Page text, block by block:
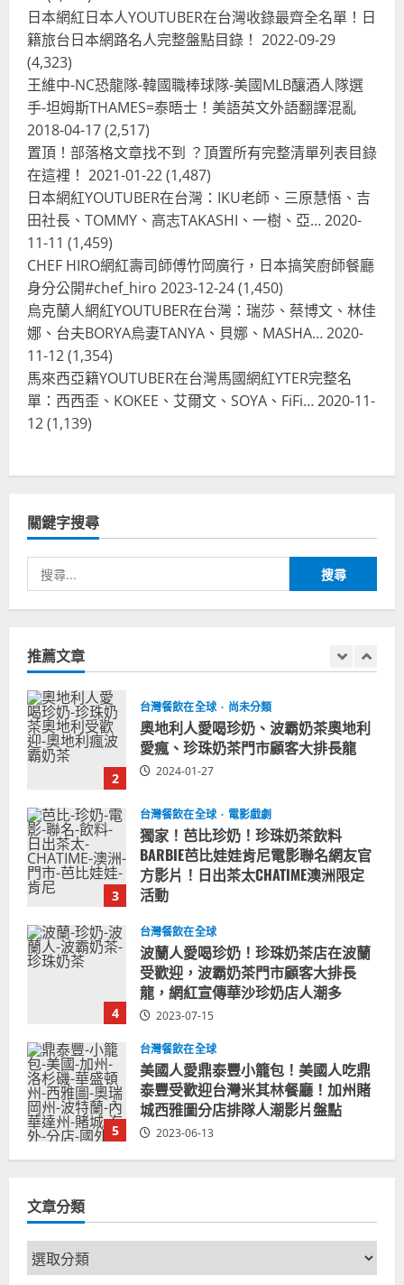
日本網紅日本人YOUTUBER在台灣收錄最齊全名單！日
籍旅台日本網路名人完整盤點目錄！ 2022-09-29
(4,323)
王維中-NC恐龍隊-韓國職棒球隊-美國MLB釀酒人隊選
手-坦姆斯THAMES=泰晤士！美語英文外語翻譯混亂
2018-04-17(2,517)
置頂！部落格文章找不到 ？頂置所有完整清單列表目錄
在這裡！ 2021-01-22(1,487)
日本網紅YOUTUBER在台灣：IKU老師、三原慧悟、吉
田社長、TOMMY、高志TAKASHI、一樹、亞…2020-
11-11 (1,459)
CHEF HIRO網紅壽司師傅竹岡廣行，日本搞笑廚師餐廳
身分公開#chef_hiro 2023-12-24(1,450)
烏克蘭人網紅YOUTUBER在台灣：瑞莎、蔡博文、林佳
娜、台夫BORYA烏妻TANYA、貝娜、MASHA…2020-
11-12(1,354)
馬來西亞籍YOUTUBER在台灣馬國網紅YTER完整名
單：西西歪、KOKEE、艾爾文、SOYA、FiFi…2020-11-
12(1,139)
關鍵字搜尋
尋
關
字:
推薦文章
2
奧地利人愛喝珍奶、波霸奶茶奧地利
愛瘋、珍珠奶茶門市顧客大排長龍
3
台灣餐飲在全球 電影戲劇
獨家！芭比珍奶！珍珠奶茶飲料
BARBIE芭比娃娃肯尼電影聯名網友官
方影片！日出茶太CHATIME澳洲限定
活動
2023-08-03
4
台灣餐飲在全球
受歡迎，波霸奶茶門市顧客大排長
龍，網紅宣傳華沙珍奶店人潮多
2023-07-15
台灣餐飲在全球
美國人愛鼎泰豐小籠包！美國人吃鼎
泰豐受歡迎台灣米其林餐廳！加州賭
城西雅圖分店排隊人潮影片盤點
1
台灣餐飲在全球 國外時事
2024-02-06
台灣餐飲在全球 尚未分類
奧地利人愛喝珍奶、波霸奶茶奧地利
3
台灣餐飲在全球 電影戲劇
獨家！芭比珍奶！珍珠奶茶飲料
BARBIE芭比娃娃肯尼電影聯名網友官
方影片！日出茶太CHATIME澳洲限定
活動
4
台灣餐飲在全球
波蘭人愛喝珍奶！珍珠奶茶店在波蘭
受歡迎，波霸奶茶門市顧客大排長
龍，網紅宣傳華沙珍奶店人潮多
2023-07-15
5
台灣餐飲在全球
美國人愛鼎泰豐小籠包！美國人吃鼎
泰豐受歡迎台灣米其林餐廳！加州賭
城西雅圖分店排隊人潮影片盤點
2023-06-13
1
台灣餐飲在全球 國外時事
拜登喝珍奶！美國總統喝珍珠奶茶！
造訪賭城拉斯維加斯波霸奶茶店！
2024-01-27
文章分類
文
章